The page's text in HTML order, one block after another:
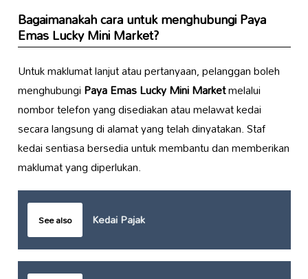
Bagaimanakah cara untuk menghubungiPaya
Emas Lucky Mini Market?
Untuk maklumat lanjut atau pertanyaan, pelanggan boleh
menghubungiPaya Emas Lucky Mini Marketmelalui
nombor telefon yang disediakan atau melawat kedai
secara langsung di alamat yang telah dinyatakan. Staf
kedai sentiasa bersedia untuk membantu dan memberikan
maklumat yang diperlukan.
See also Kedai Pajak